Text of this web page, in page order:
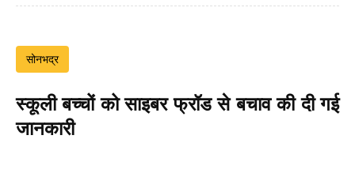
सोनभद्र
स्कूली बच्चों को साइबर फ्रॉड से बचाव की दी गई
जानकारी